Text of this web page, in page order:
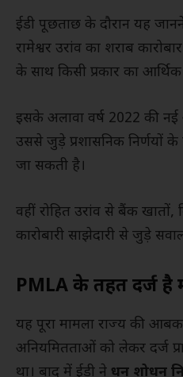
ईडी पूछताछ के दौरान यह
रामेश्वर उरांव का शराब
के साथ किसी प्रकार का
इसके अलावा वर्ष 2022 की
उससे जुड़े प्रशासनिक निर्णयों
जा सकती है।
वहीं रोहित उरांव से बैंक खातों,
कारोबारी साझेदारी से जुड़े
PMLA के तहत दर्ज है
यह पूरा मामला राज्य की
अनियमितताओं को लेकर दर्ज
था। बाद में ईडी ने धन शोधन